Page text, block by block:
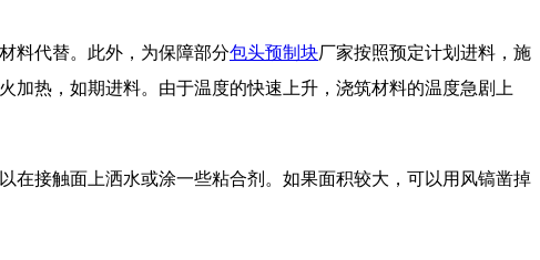
料代替。此外，为保障部分包头预制块厂家按照预定计划进料，施
加热，如期进料。由于温度的快速上升，浇筑材料的温度急剧上
接触面上洒水或涂一些粘合剂。如果面积较大，可以用风镐凿掉